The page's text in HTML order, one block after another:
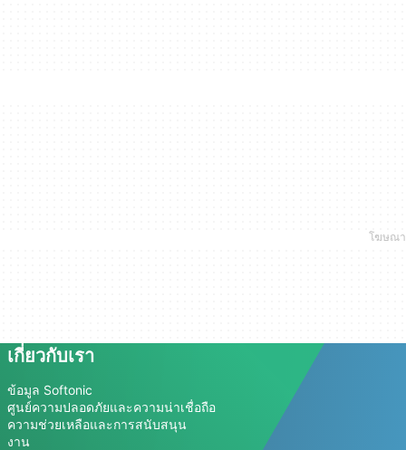
เกี่ยวกับเรา
ข้อมูล Softonic
ศูนย์ความปลอดภัยและความน่าเชื่อถือ
ความช่วยเหลือและการสนับสนุน
งาน